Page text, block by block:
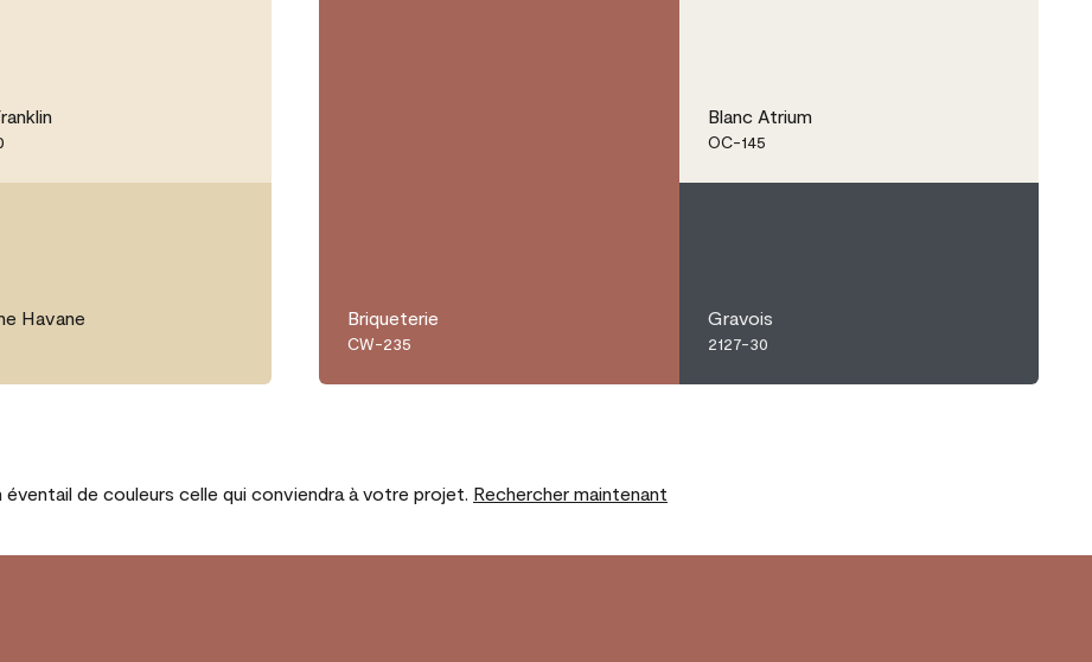
Havane Briqueterie
CW-235
Blanc Atrium
OC-145
Gravois
2127-30
de couleurs celle qui conviendra à votre projet. Rechercher maintenant